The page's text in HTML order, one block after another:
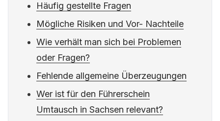
Häufig gestellte Fragen
Mögliche Risiken und Vor- Nachteile
Wie verhält man sich bei Problemen
oder Fragen?
Fehlende allgemeine Überzeugungen
Wer ist für den Führerschein
Umtausch in Sachsen relevant?